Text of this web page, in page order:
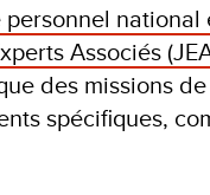
personnel
Associés
des missions de
spécifiques,